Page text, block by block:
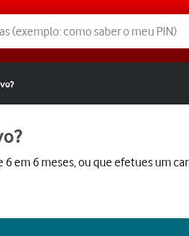
em 6 meses, ou que efetues um